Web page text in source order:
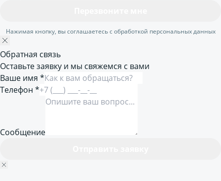
Нажимая кнопку, вы соглашаетесь с обработкой персональных данных
Обратная связь
Оставьте заявку и мы свяжемся с вами
Ваше имя *
Телефон *
Сообщение